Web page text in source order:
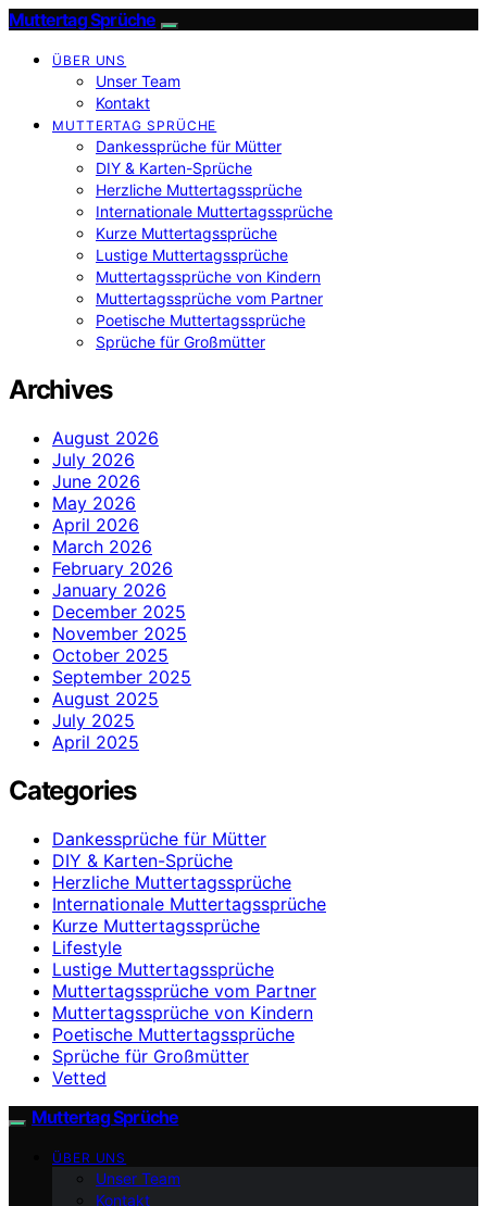
Muttertag Sprüche
ÜBER UNS
Unser Team
Kontakt
MUTTERTAG SPRÜCHE
Dankessprüche für Mütter
DIY & Karten-Sprüche
Herzliche Muttertagssprüche
Internationale Muttertagssprüche
Kurze Muttertagssprüche
Lustige Muttertagssprüche
Muttertagssprüche von Kindern
Muttertagssprüche vom Partner
Poetische Muttertagssprüche
Sprüche für Großmütter
Archives
August 2026
July 2026
June 2026
May 2026
April 2026
March 2026
February 2026
January 2026
December 2025
November 2025
October 2025
September 2025
August 2025
July 2025
April 2025
Categories
Dankessprüche für Mütter
DIY & Karten-Sprüche
Herzliche Muttertagssprüche
Internationale Muttertagssprüche
Kurze Muttertagssprüche
Lifestyle
Lustige Muttertagssprüche
Muttertagssprüche vom Partner
Muttertagssprüche von Kindern
Poetische Muttertagssprüche
Sprüche für Großmütter
Vetted
Muttertag Sprüche
ÜBER UNS
Unser Team
Kontakt